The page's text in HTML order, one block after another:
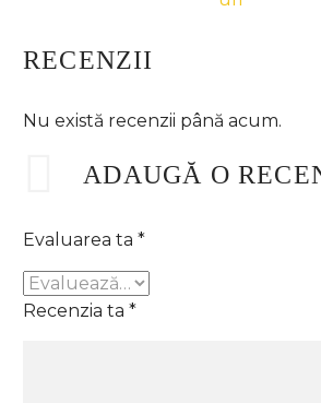
RECENZII
Nu există recenzii până acum.
ADAUGĂ O
Evaluarea ta *
Recenzia ta *